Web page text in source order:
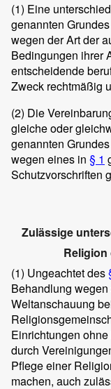
(1) Eine
genannten
wegen der Art der
Bedingungen ihrer
entscheidende
Zweck rechtmäßig
(2) Die
gleiche oder
genannten
wegen eines in § 1
Schutzvorschriften
Zulässige
Religion
(1) Ungeachtet des
Behandlung
Weltanschauung
Einrichtungen
durch
Pflege einer
machen, auch